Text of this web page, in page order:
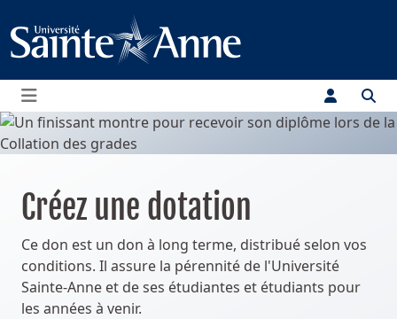
Menu
Créez une dotation
Ce don est un don à long terme, distribué selon vos
conditions. Il assure la pérennité de l'Université
Sainte-Anne et de ses étudiantes et étudiants pour
les années à venir.